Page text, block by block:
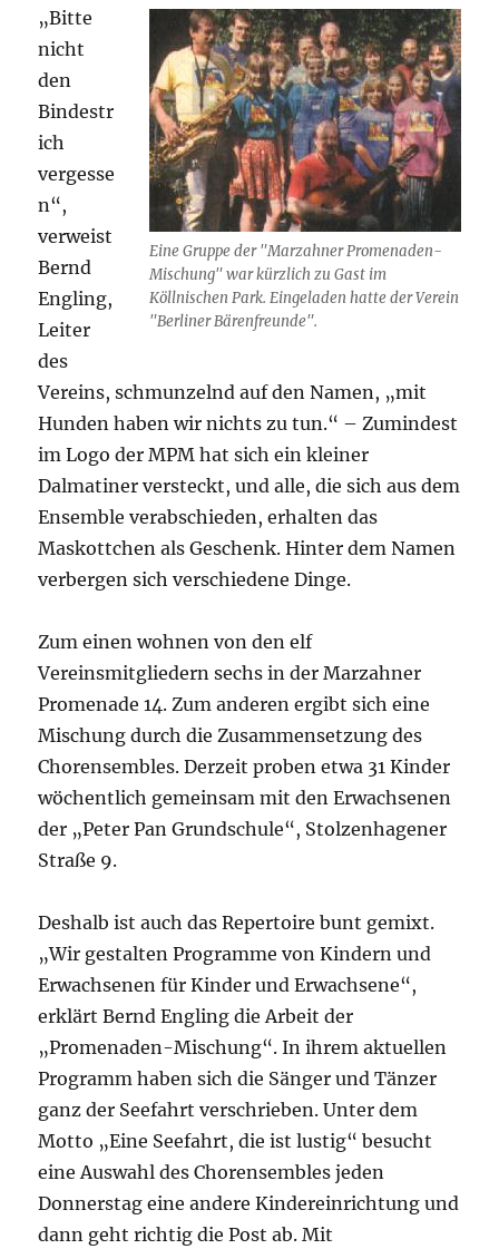
Eine Gruppe der "Marzahner Promenaden-
Mischung" war kürzlich zu Gast im
Köllnischen Park. Eingeladen hatte der Verein
"Berliner Bärenfreunde".
„Bitte
nicht
den
Bindestr
ich
vergesse
n“,
verweist
Bernd
Engling,
Leiter
des
Vereins, schmunzelnd auf den Namen, „mit
Hunden haben wir nichts zu tun.“ – Zumindest
im Logo der MPM hat sich ein kleiner
Dalmatiner versteckt, und alle, die sich aus dem
Ensemble verabschieden, erhalten das
Maskottchen als Geschenk. Hinter dem Namen
verbergen sich verschiedene Dinge.
Zum einen wohnen von den elf
Vereinsmitgliedern sechs in der Marzahner
Promenade 14. Zum anderen ergibt sich eine
Mischung durch die Zusammensetzung des
Chorensembles. Derzeit proben etwa 31 Kinder
wöchentlich gemeinsam mit den Erwachsenen
der „Peter Pan Grundschule“, Stolzenhagener
Straße 9.
Deshalb ist auch das Repertoire bunt gemixt.
„Wir gestalten Programme von Kindern und
Erwachsenen für Kinder und Erwachsene“,
erklärt Bernd Engling die Arbeit der
„Promenaden-Mischung“. In ihrem aktuellen
Programm haben sich die Sänger und Tänzer
ganz der Seefahrt verschrieben. Unter dem
Motto „Eine Seefahrt, die ist lustig“ besucht
eine Auswahl des Chorensembles jeden
Donnerstag eine andere Kindereinrichtung und
dann geht richtig die Post ab. Mit